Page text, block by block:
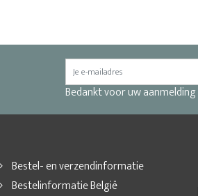
Bedankt voor uw aanmelding
Bestel- en verzendinformatie
Bestelinformatie België